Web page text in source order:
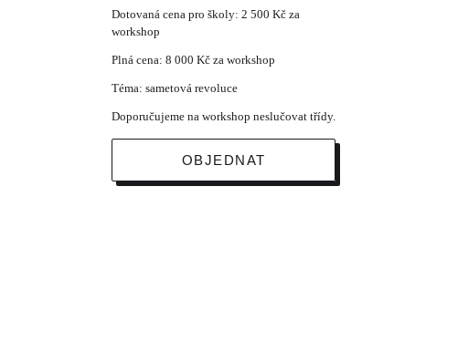
Dotovaná cena pro školy: 2 500 Kč za
workshop
Plná cena: 8 000 Kč za workshop
Téma: sametová revoluce
Doporučujeme na workshop neslučovat třídy.
OBJEDNAT